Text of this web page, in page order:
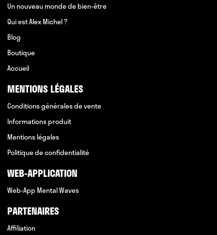
Un nouveau monde de bien-être
Qui est Alex Michel ?
Blog
Boutique
Accueil
MENTIONS LÉGALES
Conditions générales de vente
Informations produit
Mentions légales
Politique de confidentialité
WEB-APPLICATION
Web-App Mental Waves
PARTENAIRES
Affiliation